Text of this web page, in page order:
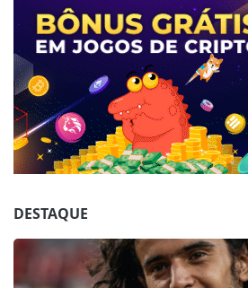
Jogue com responsabilidade. 18+
DESTAQUE